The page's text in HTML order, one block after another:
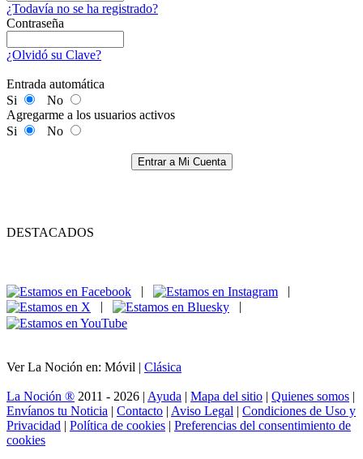
¿Todavía no se ha registrado?
Contraseña
¿Olvidó su Clave?
Entrada automática
Si
No
Agregarme a los usuarios activos
Si
No
Entrar a Mi Cuenta
DESTACADOS
|
|
|
|
Ver La Noción en: Móvil | Clásica
La Noción ® 2011 - 2026 | Ayuda | Mapa del sitio | Quienes somos |
Envíanos tu Noticia | Contacto | Aviso Legal | Condiciones de Uso y
Privacidad | Política de cookies | Preferencias del consentimiento de
cookies